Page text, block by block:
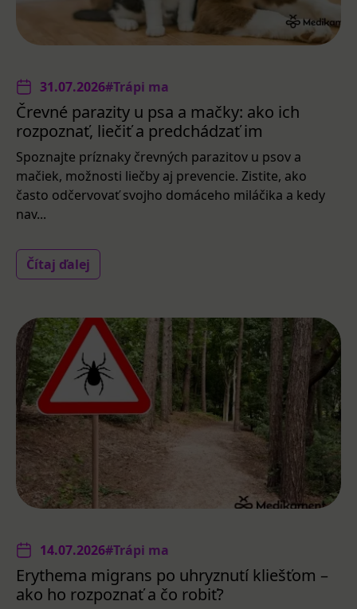
31.07.2026#Trápi ma
Črevné parazity u psa a mačky: ako ich
rozpoznať, liečiť a predchádzať im
Spoznajte príznaky črevných parazitov u psov a
mačiek, možnosti liečby aj prevencie. Zistite, ako
často odčervovať svojho domáceho miláčika a kedy
nav...
Čítaj ďalej
14.07.2026#Trápi ma
Erythema migrans po uhryznutí kliešťom –
ako ho rozpoznať a čo robiť?